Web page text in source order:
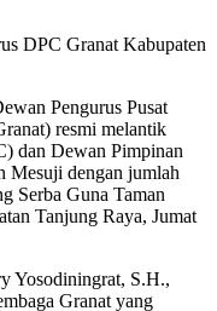
DPC Granat Kabupaten
Pengurus Pusat
resmi melantik
dan Dewan Pimpinan
Mesuji dengan jumlah
Serba Guna Taman
Tanjung Raya, Jumat
Yosodiningrat, S.H.,
Granat yang